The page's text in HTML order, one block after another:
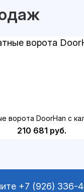
ворота DoorHan с
210 681 руб.
+7 (926) 336-